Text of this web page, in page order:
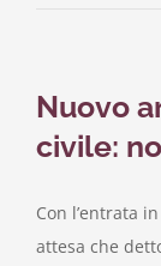
Nuovo
civile:
Con l’entrata
attesa che